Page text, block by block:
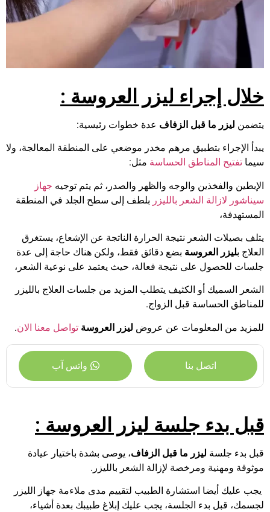
خلال إجراء ليزر العروسة :
يتضمن ليزر ما قبل الزفاف عدة خطوات رئيسية:
يبدأ الإجراء بتطبيق مرهم مخدر موضعي على المنطقة المعالجة، ولا
سيما تفتيح المناطق الحساسة مثل:
الإبطين والفخذين والوجه والظهر والصدر، ثم يتم توجيه جهاز
سيناشور لازالة الشعر بالليزر بلطف إلى سطح الجلد في المنطقة
المستهدفة،
يتلف بصيلات الشعر نتيجة الحرارة الناتجة عن الإشعاع، يستغرق
العلاج بليزر العروسة بضع دقائق فقط، ولكن هناك حاجة إلى عدة
جلسات للحصول على نتيجة فعالة، حيث يعتمد على نوعية الشعر،
الشعر السميك أو الكثيف يتطلب المزيد من جلسات العلاج بالليزر
للمناطق الحساسة قبل الزواج.
للمزيد من المعلومات عن عروض ليزر العروسة تواصل معنا الان.
اتصل بنا واتس آب
قبل بدء جلسة ليزر العروسة :
قبل بدء جلسة ليزر ما قبل الزفاف، يوصى بشدة باختيار عيادة
موثوقة ومهنية ومرخصة لإزالة الشعر بالليزر.
يجب عليك أيضا استشارة الطبيب لتقييم مدى ملاءمة جهاز الليزر
لجسمك، قبل بدء الجلسة، يجب عليك إبلاغ طبيبك بعدة أشياء،